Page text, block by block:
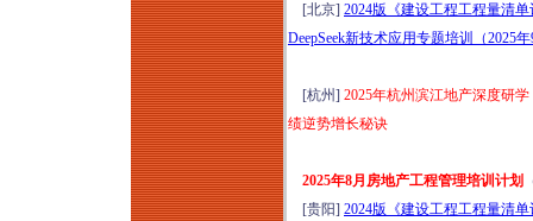
[北京] 2024版《建设工程工程量清
DeepSeek新技术应用专题培训（2025
[杭州] 2025年杭州滨江地产深度研
绩逆势增长秘诀
2025年8月房地产工程管理培训计划
[贵阳] 2024版《建设工程工程量清